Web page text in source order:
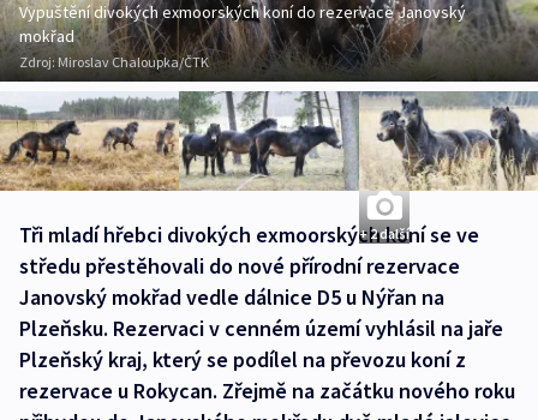
Vypuštění divokých exmoorských koní do rezervace Janovský
mokřad
Zdroj: Miroslav Chaloupka/ČTK
+ 2 další
Tři mladí hřebci divokých exmoorských koní se ve
středu přestěhovali do nové přírodní rezervace
Janovský mokřad vedle dálnice D5 u Nýřan na
Plzeňsku. Rezervaci v cenném území vyhlásil na jaře
Plzeňský kraj, který se podílel na převozu koní z
rezervace u Rokycan. Zřejmě na začátku nového roku